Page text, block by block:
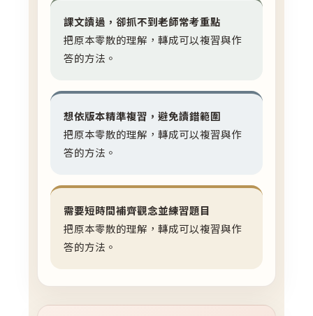
課文讀過，卻抓不到老師常考重點
把原本零散的理解，轉成可以複習與作
答的方法。
想依版本精準複習，避免讀錯範圍
把原本零散的理解，轉成可以複習與作
答的方法。
需要短時間補齊觀念並練習題目
把原本零散的理解，轉成可以複習與作
答的方法。